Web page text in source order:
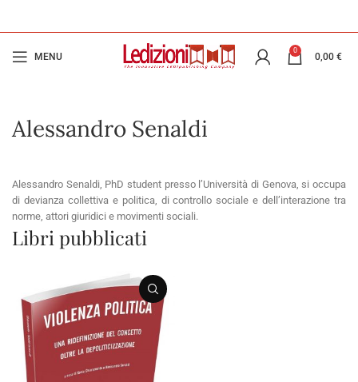
MENU
0
0,00 €
Alessandro Senaldi
Alessandro Senaldi, PhD student presso l’Università di Genova, si occupa
di devianza collettiva e politica, di controllo sociale e dell’interazione tra
norme, attori giuridici e movimenti sociali.
Libri pubblicati